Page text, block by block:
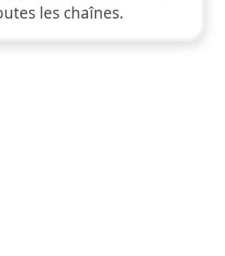
les chaînes.